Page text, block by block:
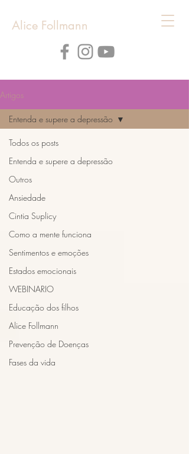
Alice Follmann
Artigos
Todos os posts
Entenda e supere a depressão
Outros
Ansiedade
Cintia Suplicy
Como a mente funciona
Sentimentos e emoções
Estados emocionais
WEBINARIO
Educação dos filhos
Alice Follmann
Prevenção de Doenças
Fases da vida
Entenda e supere a depressão